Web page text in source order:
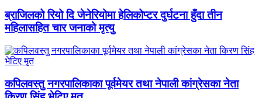
ब्राजिलको रियो दि जेनेरियोमा हेलिकोप्टर दुर्घटना हुँदा तीन
महिलासहित चार जनाको मृत्यु
कपिलवस्तु नगरपालिकाका पूर्वमेयर तथा नेपाली कांग्रेसका नेता